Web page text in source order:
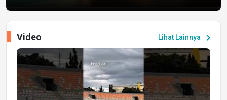
Lihat Lainnya chevron_right
Video